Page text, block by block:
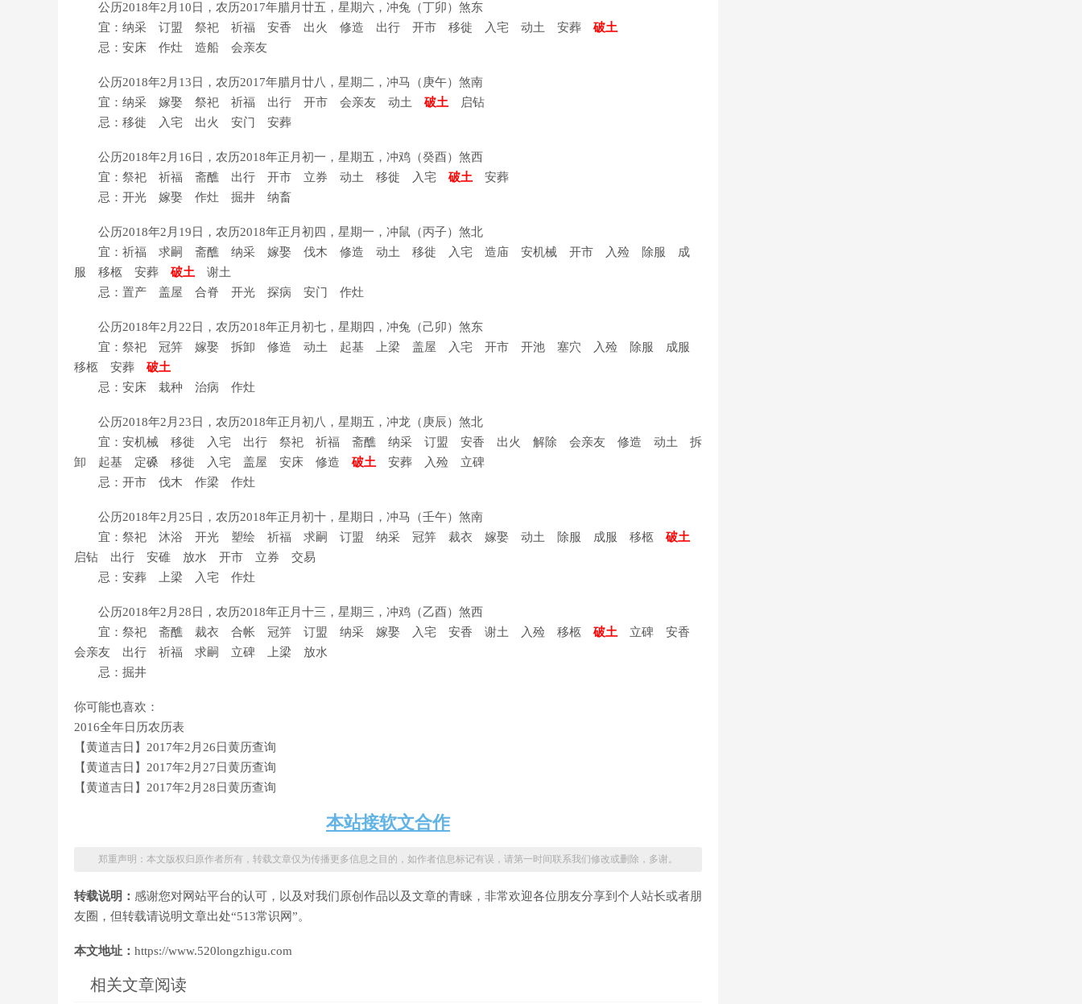
公历2018年2月10日，农历2017年腊月廿五，星期六，冲兔（丁卯）煞东
宜：纳采 订盟 祭祀 祈福 安香 出火 修造 出行 开市 移徙 入宅 动土 安葬 破土
忌：安床 作灶 造船 会亲友
公历2018年2月13日，农历2017年腊月廿八，星期二，冲马（庚午）煞南
宜：纳采 嫁娶 祭祀 祈福 出行 开市 会亲友 动土 破土 启钻
忌：移徙 入宅 出火 安门 安葬
公历2018年2月16日，农历2018年正月初一，星期五，冲鸡（癸酉）煞西
宜：祭祀 祈福 斋醮 出行 开市 立券 动土 移徙 入宅 破土 安葬
忌：开光 嫁娶 作灶 掘井 纳畜
公历2018年2月19日，农历2018年正月初四，星期一，冲鼠（丙子）煞北
宜：祈福 求嗣 斋醮 纳采 嫁娶 伐木 修造 动土 移徙 入宅 造庙 安机械 开市 入殓 除服 成
服 移柩 安葬 破土 谢土
忌：置产 盖屋 合脊 开光 探病 安门 作灶
公历2018年2月22日，农历2018年正月初七，星期四，冲兔（己卯）煞东
宜：祭祀 冠笄 嫁娶 拆卸 修造 动土 起基 上梁 盖屋 入宅 开市 开池 塞穴 入殓 除服 成服
移柩 安葬 破土
忌：安床 栽种 治病 作灶
公历2018年2月23日，农历2018年正月初八，星期五，冲龙（庚辰）煞北
宜：安机械 移徙 入宅 出行 祭祀 祈福 斋醮 纳采 订盟 安香 出火 解除 会亲友 修造 动土 拆
卸 起基 定磉 移徙 入宅 盖屋 安床 修造 破土 安葬 入殓 立碑
忌：开市 伐木 作梁 作灶
公历2018年2月25日，农历2018年正月初十，星期日，冲马（壬午）煞南
宜：祭祀 沐浴 开光 塑绘 祈福 求嗣 订盟 纳采 冠笄 裁衣 嫁娶 动土 除服 成服 移柩 破土
启钻 出行 安碓 放水 开市 立券 交易
忌：安葬 上梁 入宅 作灶
公历2018年2月28日，农历2018年正月十三，星期三，冲鸡（乙酉）煞西
宜：祭祀 斋醮 裁衣 合帐 冠笄 订盟 纳采 嫁娶 入宅 安香 谢土 入殓 移柩 破土 立碑 安香
会亲友 出行 祈福 求嗣 立碑 上梁 放水
忌：掘井
你可能也喜欢：
2016全年日历农历表
【黄道吉日】2017年2月26日黄历查询
【黄道吉日】2017年2月27日黄历查询
【黄道吉日】2017年2月28日黄历查询
本站接软文合作
郑重声明：本文版权归原作者所有，转载文章仅为传播更多信息之目的，如作者信息标记有误，请第一时间联系我们修改或删除，多谢。
转载说明： 感谢您对网站平台的认可，以及对我们原创作品以及文章的青睐，非常欢迎各位朋友分享到个人站长或者朋
友圈，但转载请说明文章出处“513常识网”。
本文地址： https://www.520longzhigu.com
相关文章阅读